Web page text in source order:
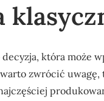
która może
zwrócić uwagę,